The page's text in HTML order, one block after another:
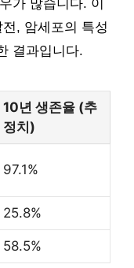
가 많습니다. 이
, 암세포의 특성
결과입니다.
10년 생존율 (추
정치)
97.1%
25.8%
58.5%